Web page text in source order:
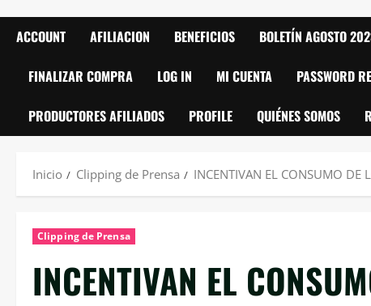
ACCOUNT AFILIACION BENEFICIOS BOLETÍN AGOSTO
FINALIZAR COMPRA LOG IN MI CUENTA PASSWORD
PRODUCTORES AFILIADOS PROFILE QUIÉNES SOMOS
Inicio Clipping de Prensa INCENTIVAN EL CONSUMO DE
Clipping de Prensa
INCENTIVAN EL